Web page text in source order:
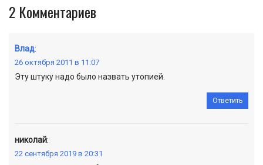
2 Комментариев
Влад:
26 октября 2011 в 11:07
Эту штуку надо было назвать утопией.
Ответить
николай:
22 сентября 2019 в 20:31